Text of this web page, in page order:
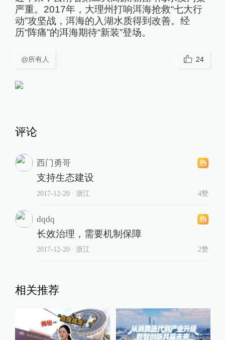
严重。2017年，大理州打响洱海抢救“七大行
动”攻坚战，洱海的入湖水质得到改善。经
历“阵痛”的洱海期待“新装”登场。
@所有人 24
评论
西门勇哥
支持生态建设
2017-12-20∙ 浙江 4赞
dqdq
长效治理，需要机制保障
2017-12-20∙ 浙江 2赞
相关推荐